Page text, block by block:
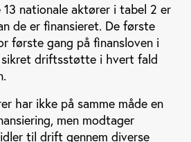
13 nationale aktører i tabel 2 er
de er finansieret. De første
første gang på finansloven i
driftsstøtte i hvert fald
har ikke på samme måde en
men modtager
til drift gennem diverse